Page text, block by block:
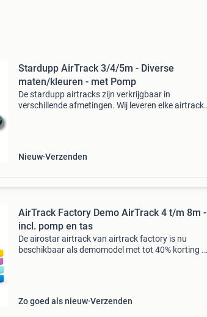
Stardupp AirTrack 3/4/5m - Diverse
maten/kleuren - met Pomp
De stardupp airtracks zijn verkrijgbaar in
verschillende afmetingen. Wij leveren elke airtrack
Nieuw Verzenden
AirTrack Factory Demo AirTrack 4 t/m 8m -
incl. pomp en tas
De airostar airtrack van airtrack factory is nu
beschikbaar als demomodel met tot 40% korting .
Zo goed als nieuw Verzenden